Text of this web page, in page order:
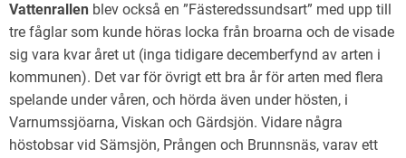
Vattenrallen blev också en ”Fästeredssundsart” med upp till
tre fåglar som kunde höras locka från broarna och de visade
sig vara kvar året ut (inga tidigare decemberfynd av arten i
kommunen). Det var för övrigt ett bra år för arten med flera
spelande under våren, och hörda även under hösten, i
Varnumssjöarna, Viskan och Gärdsjön. Vidare några
höstobsar vid Sämsjön, Prången och Brunnsnäs, varav ett